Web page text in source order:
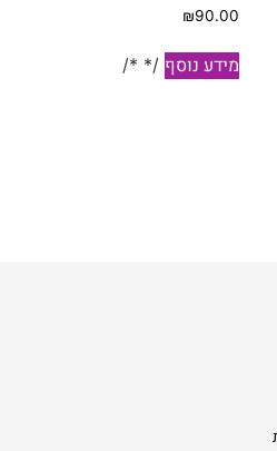
₪90.00
מידע נוסף /* */